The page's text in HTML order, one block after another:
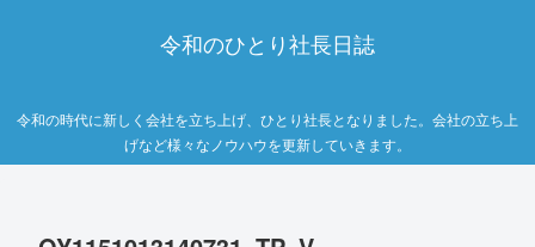
令和のひとり社長日誌
令和の時代に新しく会社を立ち上げ、ひとり社長となりました。会社の立ち上
げなど様々なノウハウを更新していきます。